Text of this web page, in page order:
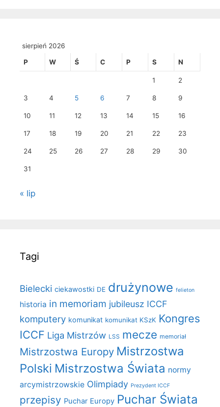
sierpień 2026
P W Ś C P S N
1 2
3 4 5 6 7 8 9
10 11 12 13 14 15 16
17 18 19 20 21 22 23
24 25 26 27 28 29 30
31
« lip
Tagi
Bielecki ciekawostki DE drużynowe felieton
historia in memoriam jubileusz ICCF
komputery komunikat komunikat KSzK Kongres
ICCF Liga Mistrzów LSS mecze memoriał
Mistrzostwa Europy Mistrzostwa
Polski Mistrzostwa Świata normy
arcymistrzowskie Olimpiady Prezydent ICCF
przepisy Puchar Europy Puchar Świata